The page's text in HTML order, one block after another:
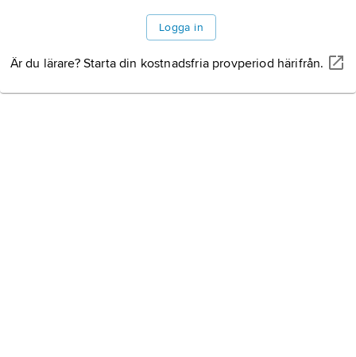
Logga in
Är du lärare? Starta din kostnadsfria provperiod härifrån.